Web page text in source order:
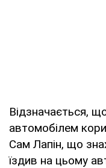
Відзначається,
автомобілем
Сам Лапін, що
їздив на цьому